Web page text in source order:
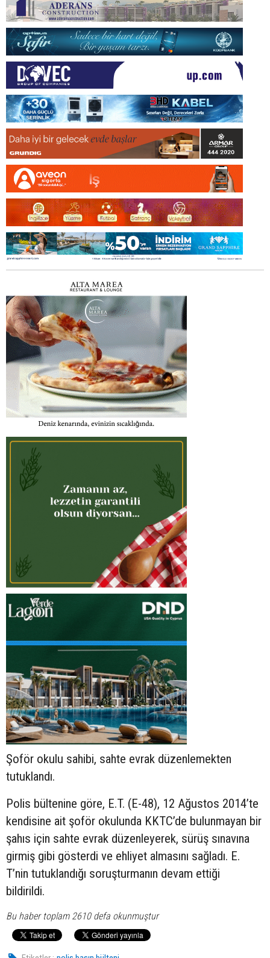
Şoför okulu sahibi, sahte evrak düzenlemekten
tutuklandı.
Polis bültenine göre, E.T. (E-48), 12 Ağustos 2014’te
kendisine ait şoför okulunda KKTC’de bulunmayan bir
şahıs için sahte evrak düzenleyerek, sürüş sınavına
girmiş gibi gösterdi ve ehliyet almasını sağladı. E.
T’nin tutuklandığı soruşturmanın devam ettiği
bildirildi.
Bu haber toplam 2610 defa okunmuştur